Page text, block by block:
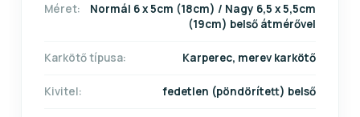
Méret:
Normál 6 x 5cm (18cm) / Nagy 6,5 x 5,5cm
(19cm) belső átmérővel
Karkötő típusa: Karperec, merev karkötő
Kivitel: fedetlen (pöndörített) belső